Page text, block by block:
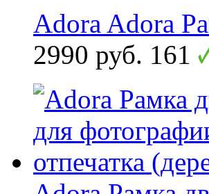
Adora Adora
2990 руб. 161